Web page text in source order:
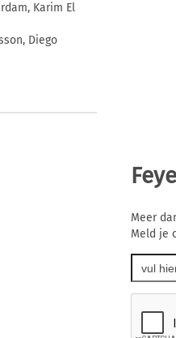
Karim El
Diego
Meer
Meld je